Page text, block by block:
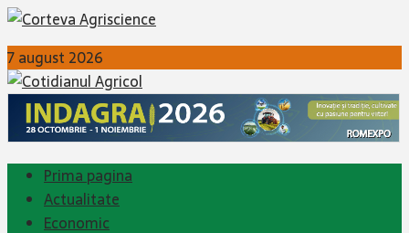
7 august 2026
Prima pagina
Actualitate
Economic